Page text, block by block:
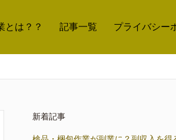
とは？？ 記事一覧 プライバシー
新着記事